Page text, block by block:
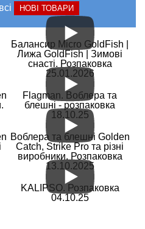
НОВІ ТОВАРИ
Балансир Micro GoldFish |
Лижа GoldFish | Зимові
снасті. Розпаковка
25.01.2026
Flagman. Воблера та
блешні - розпаковка
18.10.25
Воблера та блешні Golden
Catch, Strike Pro та різні
виробники. Розпаковка
13.10.2025
KALIPSO. Розпаковка
04.10.25